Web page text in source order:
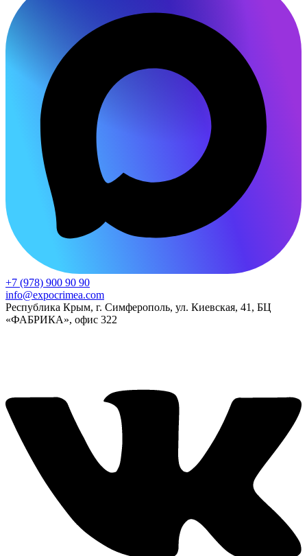
+7 (978) 900 90 90
info@expocrimea.com
Республика Крым, г. Симферополь, ул. Киевская, 41, БЦ
«ФАБРИКА», офис 322